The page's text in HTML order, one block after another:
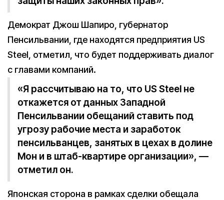
Демократ Джош Шапиро, губернатор
Пенсильвании, где находятся предприятия US
Steel, отметил, что будет поддерживать диалог
с главами компаний.
«Я рассчитываю на то, что US Steel не
откажется от данных Западной
Пенсильвании обещаний ставить под
угрозу рабочие места и заработок
пенсильванцев, занятых в цехах в долине
Мон и в штаб-квартире организации», —
отметил он.
Японская сторона в рамках сделки обещала